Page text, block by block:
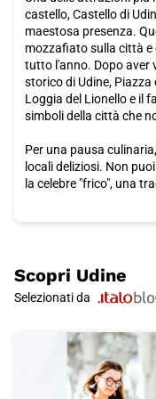
castello, Castello di
maestosa presenza.
mozzafiato sulla città
tutto l'anno. Dopo aver
storico di Udine,
Loggia del Lionello e il
simboli della città che
Per una pausa
locali deliziosi. Non
la celebre "frico", una
formaggio e patate.
refosco, due rinomati
Dopo aver soddisfatto
Giovanni, un gioiello
Passeggiando per le
Piazza Matteotti,
caratterizzata dalla
Scopri Udine
Selezionati da